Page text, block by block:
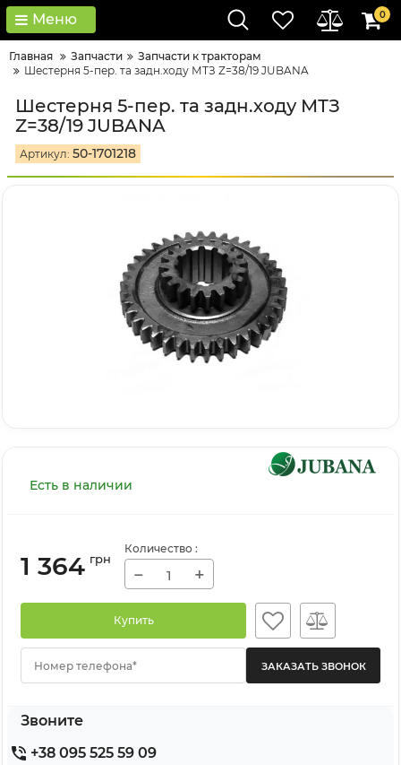
Меню 0
Главная Запчасти
Запчасти к тракторам
Шестерня 5-пер. та задн.ходу МТЗ Z=38/19 JUBANA
Шестерня 5-пер. та задн.ходу МТЗ
Z=38/19 JUBANA
Артикул: 50-1701218
Есть в наличии
1 364 грн
Количество :
− +
Купить
Номер телефона*
Звоните
+38 095 525 59 09